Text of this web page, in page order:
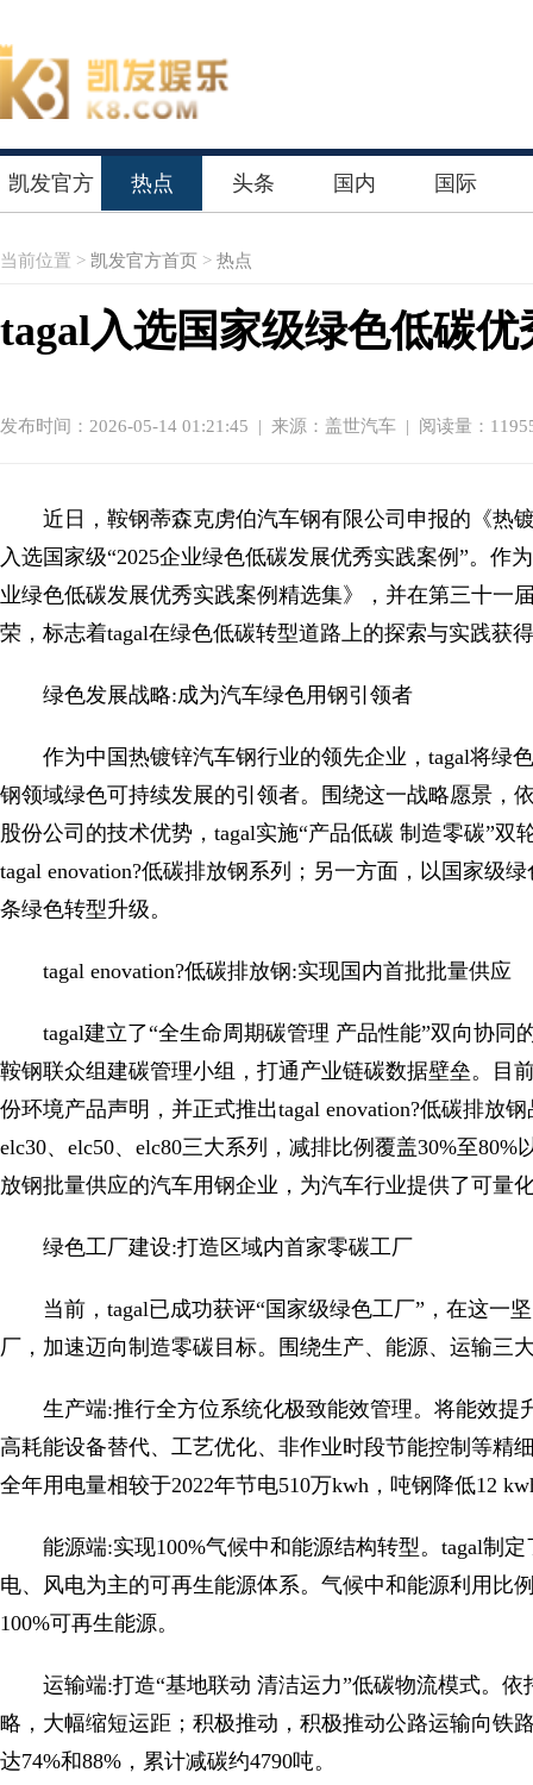
凯发官方 热点 头条 国内 国际
当前位置 > 凯发官方首页 > 热点
tagal入选国家级绿色低碳
发布时间：2026-05-14 01:21:45 | 来源：盖世汽车 | 阅读量：
近日，鞍钢蒂森克虏伯汽车钢有限公司申报的《热
入选国家级“2025企业绿色低碳发展优秀实践案例”。作
业绿色低碳发展优秀实践案例精选集》，并在第三十一
荣，标志着tagal在绿色低碳转型道路上的探索与实践获
绿色发展战略:成为汽车绿色用钢引领者
作为中国热镀锌汽车钢行业的领先企业，tagal将绿
钢领域绿色可持续发展的引领者。围绕这一战略愿景
股份公司的技术优势，tagal实施“产品低碳 制造零碳”
tagal enovation?低碳排放钢系列；另一方面，以国家级
条绿色转型升级。
tagal enovation?低碳排放钢:实现国内首批批量供应
tagal建立了“全生命周期碳管理 产品性能”双向协
鞍钢联众组建碳管理小组，打通产业链碳数据壁垒。目
份环境产品声明，并正式推出tagal enovation?低碳排放
elc30、elc50、elc80三大系列，减排比例覆盖30%至
放钢批量供应的汽车用钢企业，为汽车行业提供了可量
绿色工厂建设:打造区域内首家零碳工厂
当前，tagal已成功获评“国家级绿色工厂”，在这一
厂，加速迈向制造零碳目标。围绕生产、能源、运输三
生产端:推行全方位系统化极致能效管理。将能效
高耗能设备替代、工艺优化、非作业时段节能控制等精
全年用电量相较于2022年节电510万kwh，吨钢降低12
能源端:实现100%气候中和能源结构转型。tagal制
电、风电为主的可再生能源体系。气候中和能源利用比
100%可再生能源。
运输端:打造“基地联动 清洁运力”低碳物流模式。
略，大幅缩短运距；积极推动，积极推动公路运输向铁
达74%和88%，累计减碳约4790吨。